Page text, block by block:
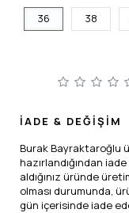
36 38
İADE & DEĞİŞİM
Burak Bayraktaroğlu
hazırlandığından
aldığınız üründe
olması durumunda,
gün içerisinde iade